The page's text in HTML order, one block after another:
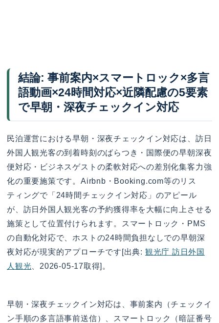
結論: 事前案内×スマートロック×多言
語動画×24時間対応×近隣配慮の5要素
で早朝・深夜チェックイン対応
民泊運営における早朝・深夜チェックイン対応は、訪日
外国人観光客の到着時刻のばらつき・国際便の早朝深夜
便対応・ビジネスゲストの柔軟対応への差別化集客力強
化の重要施策です。Airbnb・Booking.com等のリス
ティングで「24時間チェックイン対応」のアピール
が、訪日外国人観光客の予約獲得率を大幅に向上させる
施策として位置付けられます。スマートロック・PMS
の自動化対応で、ホストの24時間負担なしでの早朝深
夜対応が現実的アプローチです[出典: 観光庁 訪日外国
人観光 、2026-05-17取得]。
早朝・深夜チェックイン対応は、事前案内（チェックイ
ン手順の多言語事前送信）、スマートロック（暗証番号